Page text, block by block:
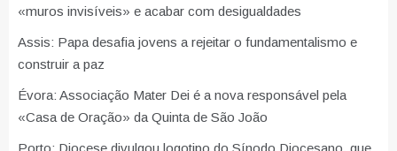
«muros invisíveis» e acabar com desigualdades
Assis: Papa desafia jovens a rejeitar o fundamentalismo e
construir a paz
Évora: Associação Mater Dei é a nova responsável pela
«Casa de Oração» da Quinta de São João